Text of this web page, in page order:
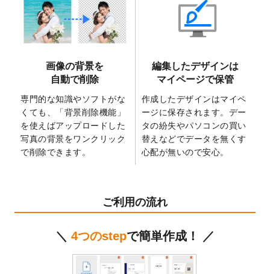
2025/6/9
「背景削除機能
」を実装しました。
2025/4/3
DMのデザインテンプレートを追加しまし
た。
を追加しました。
マスキングテープのデザインテンプレート
を追加しました。
2025/1/15
配置できるデータ形式が増えました。
（pdf、psd、eps、tifに対応）
2024/12/24
2025年版4月始まりのカレンダーデザイン
箔押し年賀状のデザインテンプレート
ステッカーのデザインテンプレート
しました。
2025年巳年の年賀状デザインテンプレート
画像の背景を
自動で削除
専門的な知識やソフトがな
くても、「背景削除機能」
を使えばアップロードした
写真の背景をワンクリック
で削除できます。
編集したデザインは
マイページで保管
作成したデザインはマイペ
ージに保存されます。デー
タの紛失やパソコンの買い
替えなどでデータを無くす
心配が無いので安心。
ご利用の流れ
＼ 4つのstepで簡単作成！ ／